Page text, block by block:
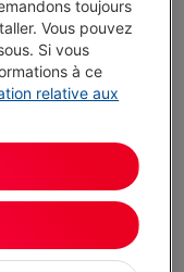
toujours
Vous pouvez
Si vous
à ce
relative aux